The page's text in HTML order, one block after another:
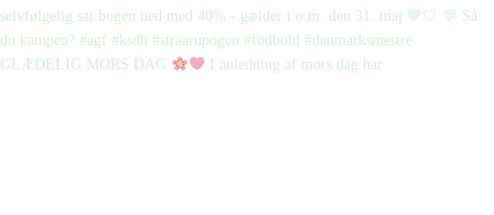
GLÆDELIG MORS DAG I anledning af mors dag har